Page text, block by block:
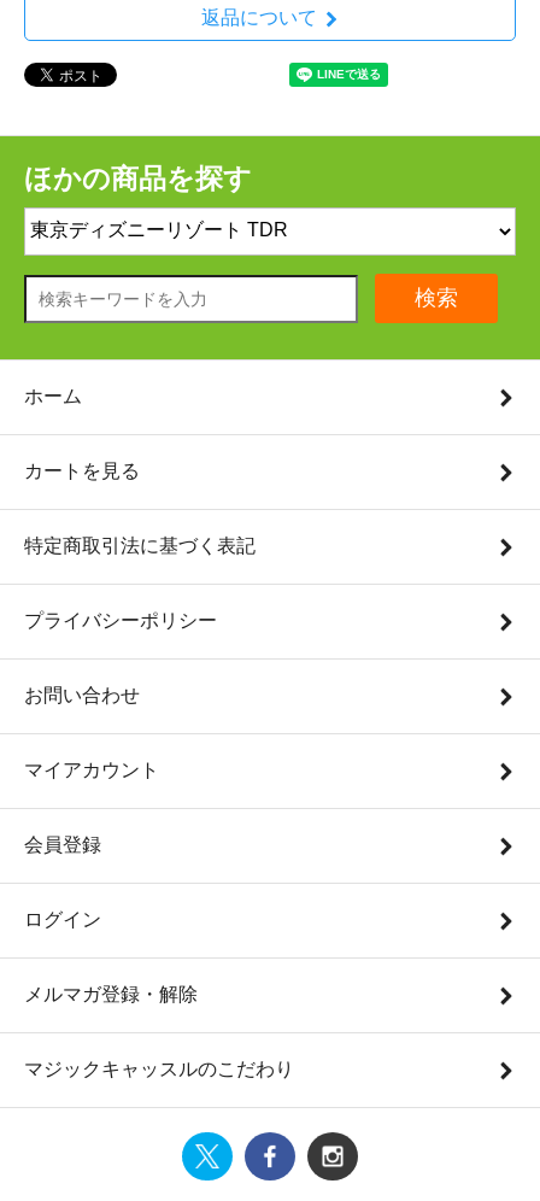
返品について
ほかの商品を探す
検索
ホーム
カートを見る
特定商取引法に基づく表記
プライバシーポリシー
お問い合わせ
マイアカウント
会員登録
ログイン
メルマガ登録・解除
マジックキャッスルのこだわり